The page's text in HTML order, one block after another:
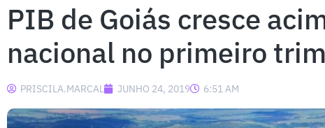
PIB de Goiás cresce
nacional no primeiro
PRISCILA.MARCAL JUNHO 24, 2019 6:51 AM